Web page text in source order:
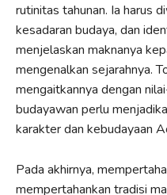
rutinitas tahunan. Ia harus
kesadaran budaya, dan
menjelaskan maknanya
mengenalkan sejarahnya.
mengaitkannya dengan
budayawan perlu
karakter dan kebudayaan
Pada akhirnya,
mempertahankan tradisi